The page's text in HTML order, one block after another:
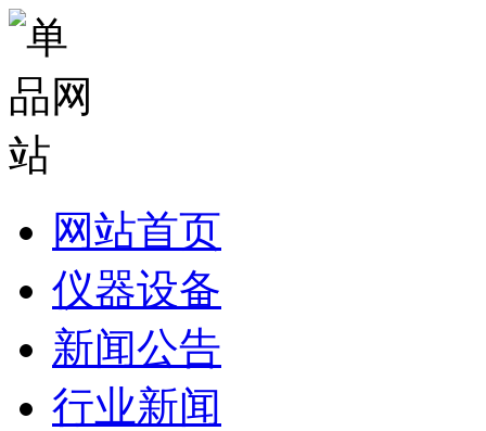
网站首页
仪器设备
新闻公告
行业新闻